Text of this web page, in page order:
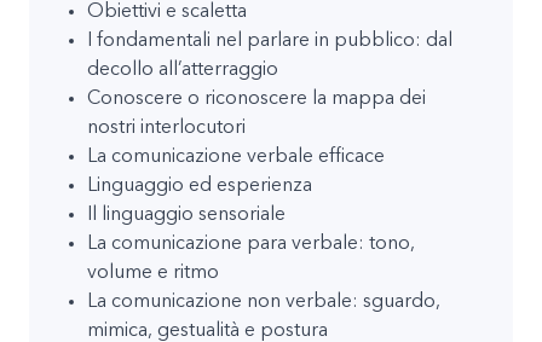
Obiettivi e scaletta
I fondamentali nel parlare in pubblico: dal
decollo all’atterraggio
Conoscere o riconoscere la mappa dei
nostri interlocutori
La comunicazione verbale efficace
Linguaggio ed esperienza
Il linguaggio sensoriale
La comunicazione para verbale: tono,
volume e ritmo
La comunicazione non verbale: sguardo,
mimica, gestualità e postura